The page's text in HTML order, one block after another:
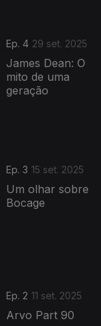
Ep. 4 29 set. 2025
James Dean: O
mito de uma
geração
Ep. 3 15 set. 2025
Um olhar sobre
Bocage
Ep. 2 11 set. 2025
Arvo Part 90